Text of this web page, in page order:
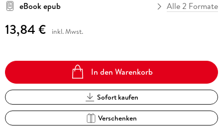
eBook epub
Alle 2 Formate
13,84 € inkl. Mwst.
In den Warenkorb
Sofort kaufen
Verschenken